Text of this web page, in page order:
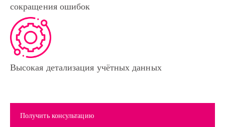
сокращения ошибок
Высокая детализация учётных данных
Получить консультацию